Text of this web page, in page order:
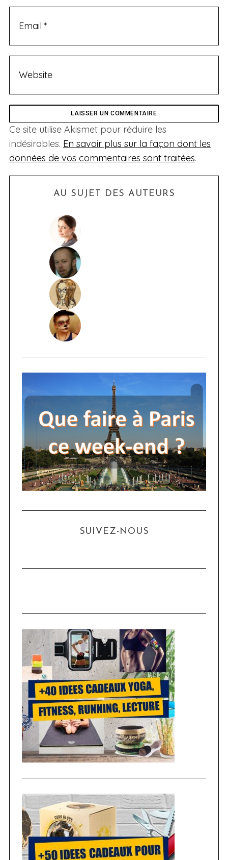
Ce site utilise Akismet pour réduire les
indésirables. En savoir plus sur la façon dont les
données de vos commentaires sont traitées.
AU SUJET DES AUTEURS
SUIVEZ-NOUS